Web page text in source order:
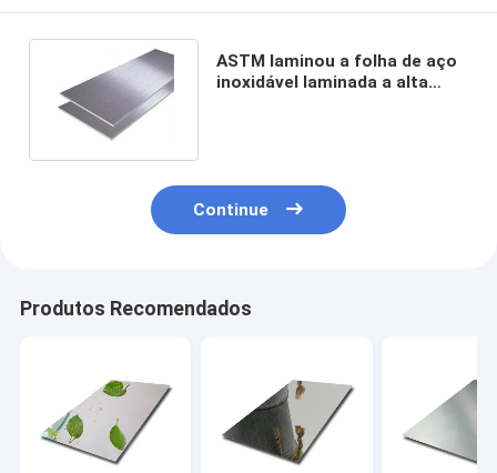
ASTM laminou a folha de aço
inoxidável laminada a alta
Continue
Produtos Recomendados